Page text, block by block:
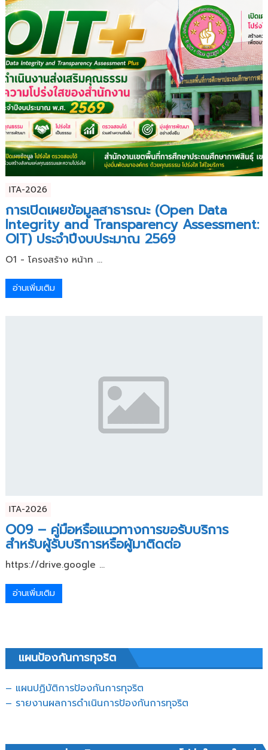
ITA-2026
การเปิดเผยข้อมูลสาธารณะ (Open Data
Integrity and Transparency Assessment:
OIT) ประจำปีงบประมาณ 2569
O1 - โครงสร้าง หน้าท ...
อ่านเพิ่มเติม
ITA-2026
O09 – คู่มือหรือแนวทางการขอรับบริการ
สำหรับผู้รับบริการหรือผู้มาติดต่อ
https://drive.google ...
อ่านเพิ่มเติม
แผนป้องกันการทุจริต
– แผนปฏิบัติการป้องกันการทุจริต
– รายงานผลการดำเนินการป้องกันการทุจริต